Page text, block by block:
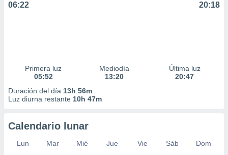
06:22 20:18
Primera luz
05:52
Mediodía
13:20
Última luz
20:47
Duración del día 13h 56m
Luz diurna restante 10h 47m
Calendario lunar
Lun Mar Mié Jue Vie Sáb
Dom